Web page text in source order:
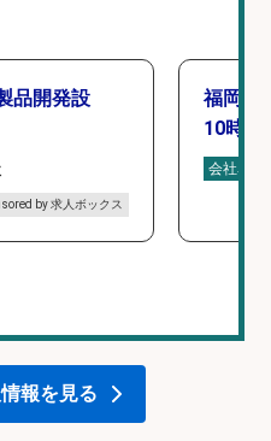
品開発設
by 求人ボックス
福岡「
10時間
会社名
報を見る